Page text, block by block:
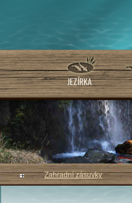
JEZÍRKA
Zahradní zásuvky